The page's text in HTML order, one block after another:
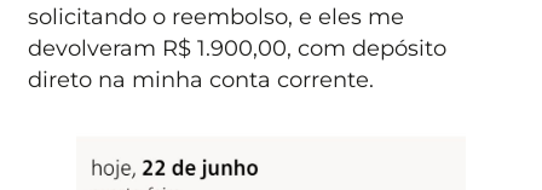
solicitando o reembolso, e eles me
devolveram R$ 1.900,00, com depósito
direto na minha conta corrente.